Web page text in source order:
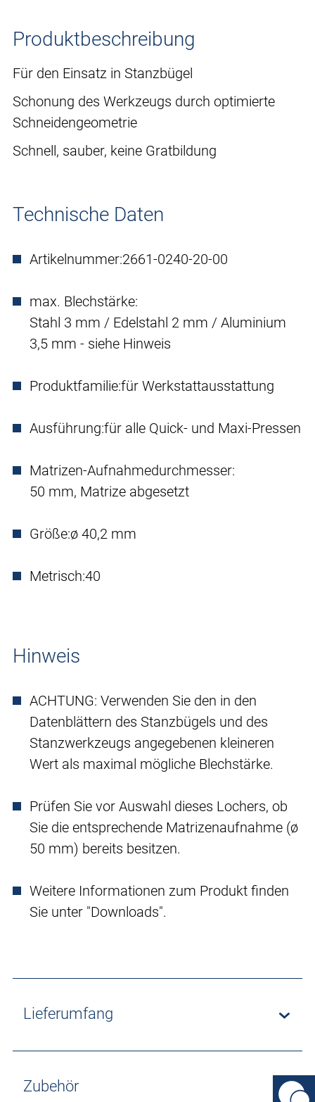
Produktbeschreibung
Für den Einsatz in Stanzbügel
Schonung des Werkzeugs durch optimierte
Schneidengeometrie
Schnell, sauber, keine Gratbildung
Technische Daten
Artikelnummer:2661-0240-20-00
max. Blechstärke:
Stahl 3 mm / Edelstahl 2 mm / Aluminium
3,5 mm - siehe Hinweis
Produktfamilie:für Werkstattausstattung
Ausführung:für alle Quick- und Maxi-Pressen
Matrizen-Aufnahmedurchmesser:
50 mm, Matrize abgesetzt
Größe:ø 40,2 mm
Metrisch:40
Hinweis
ACHTUNG: Verwenden Sie den in den
Datenblättern des Stanzbügels und des
Stanzwerkzeugs angegebenen kleineren
Wert als maximal mögliche Blechstärke.
Prüfen Sie vor Auswahl dieses Lochers, ob
Sie die entsprechende Matrizenaufnahme (ø
50 mm) bereits besitzen.
Weitere Informationen zum Produkt finden
Sie unter "Downloads".
Lieferumfang
Zubehör